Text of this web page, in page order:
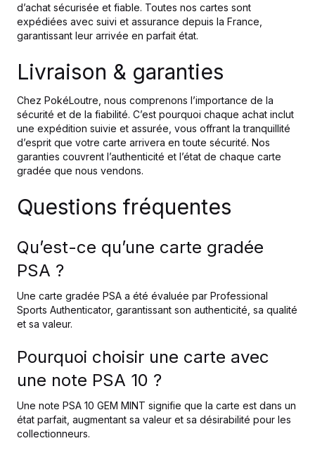
d’achat sécurisée et fiable. Toutes nos cartes sont
expédiées avec suivi et assurance depuis la France,
garantissant leur arrivée en parfait état.
Livraison & garanties
Chez PokéLoutre, nous comprenons l’importance de la
sécurité et de la fiabilité. C’est pourquoi chaque achat inclut
une expédition suivie et assurée, vous offrant la tranquillité
d’esprit que votre carte arrivera en toute sécurité. Nos
garanties couvrent l’authenticité et l’état de chaque carte
gradée que nous vendons.
Questions fréquentes
Qu’est-ce qu’une carte gradée
PSA ?
Une carte gradée PSA a été évaluée par Professional
Sports Authenticator, garantissant son authenticité, sa qualité
et sa valeur.
Pourquoi choisir une carte avec
une note PSA 10 ?
Une note PSA 10 GEM MINT signifie que la carte est dans un
état parfait, augmentant sa valeur et sa désirabilité pour les
collectionneurs.